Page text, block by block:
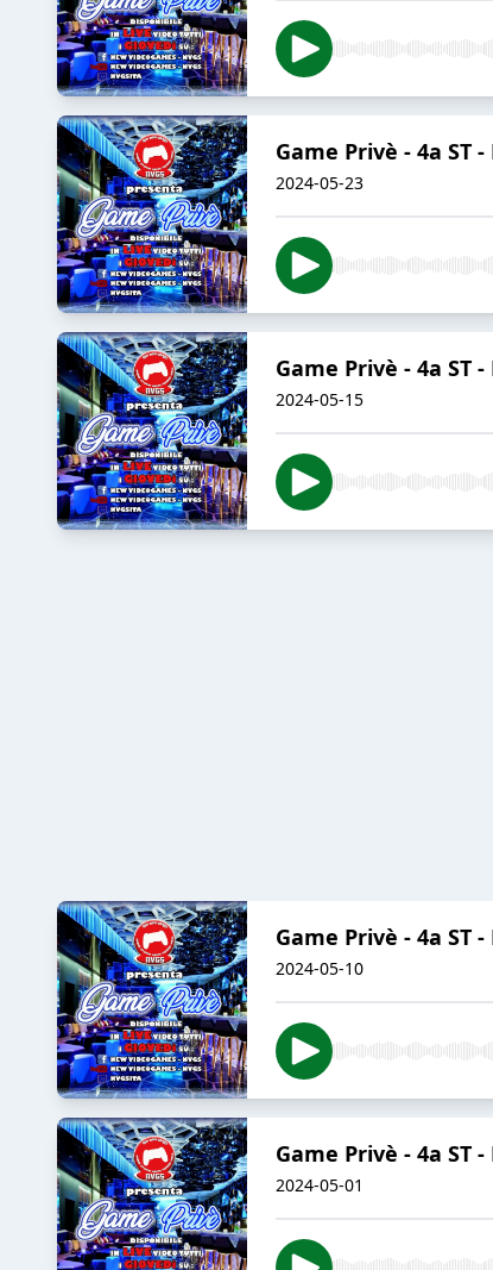
Game Privè - 4a ST
2024-05-23
Game Privè - 4a ST
2024-05-15
Game Privè - 4a ST
2024-05-10
Game Privè - 4a ST
2024-05-01